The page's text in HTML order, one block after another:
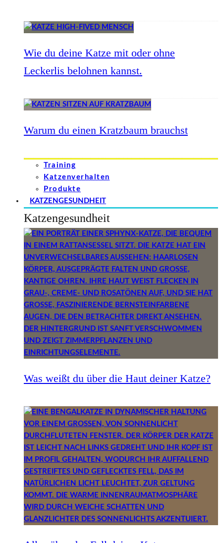
Wie du deine Katze mit oder ohne
Leckerlis belohnen kannst.
Warum du einen Kratzbaum brauchst
Training
Katzenverhalten
Produkte
KATZENGESUNDHEIT
Katzengesundheit
Was weißt du über die Haut deiner Katze?